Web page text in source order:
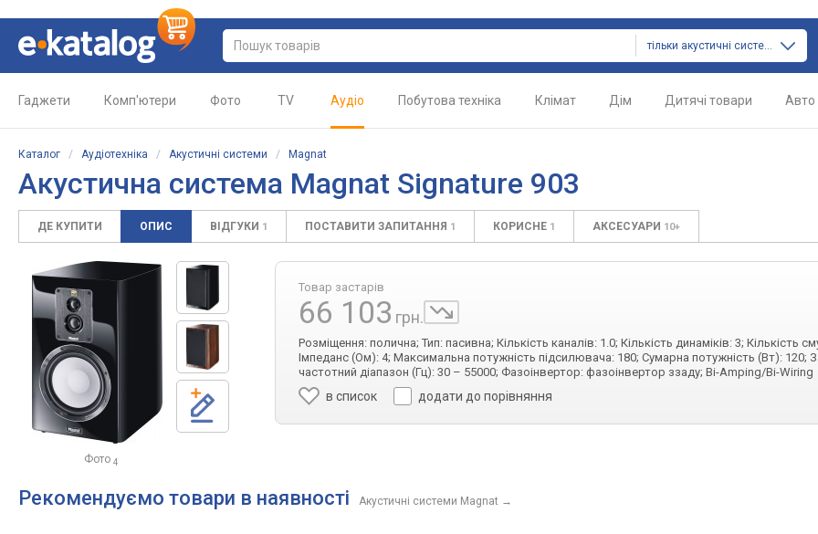
тільки акустичні системи
Гаджети Комп'ютери Фото TV Аудіо Побутова техніка Клімат Дім Дитячі товари Авто
Каталог / Аудіотехніка / Акустичні системи / Magnat
Акустична система Magnat Signature 903
ДЕ КУПИТИ ОПИС ВІДГУКИ 1 ПОСТАВИТИ ЗАПИТАННЯ 1 КОРИСНЕ 1 АКСЕСУАРИ 10+
Фото 4
Товар застарів
66 103 грн.
Розміщення: полична; Тип: пасивна; Кількість каналів: 1.0; Кількість динаміків: 3; Кількість
Імпеданс (Ом): 4; Максимальна потужність підсилювача: 180; Сумарна потужність (Вт): 120;
частотний діапазон (Гц): 30 – 55000; Фазоінвертор: фазоінвертор ззаду; Bi-Amping/Bi-Wiring
в список додати до порівняння
Рекомендуємо товари в наявності Акустичні системи Magnat →